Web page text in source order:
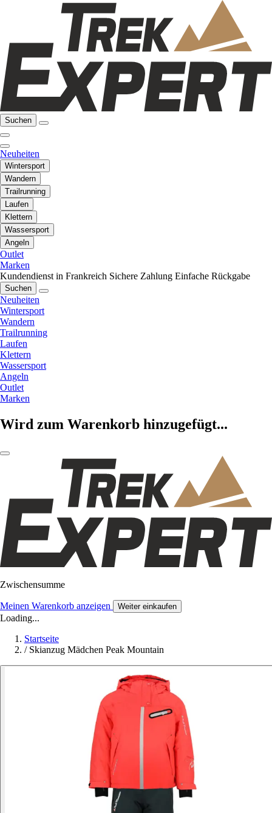
Suchen
Neuheiten
Wintersport
Wandern
Trailrunning
Laufen
Klettern
Wassersport
Angeln
Outlet
Marken
Kundendienst in Frankreich Sichere Zahlung Einfache Rückgabe
Suchen
Neuheiten
Wintersport
Wandern
Trailrunning
Laufen
Klettern
Wassersport
Angeln
Outlet
Marken
Wird zum Warenkorb hinzugefügt...
Zwischensumme
Meinen Warenkorb anzeigen Weiter einkaufen
Loading...
Startseite
/ Skianzug Mädchen Peak Mountain